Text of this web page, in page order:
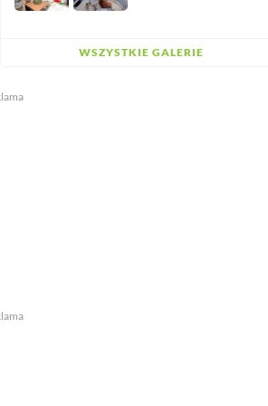
WSZYSTKIE GALERIE